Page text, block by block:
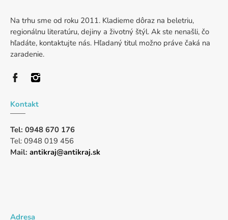
Na trhu sme od roku 2011. Kladieme dôraz na beletriu,
regionálnu literatúru, dejiny a životný štýl. Ak ste nenašli, čo
hľadáte, kontaktujte nás. Hľadaný titul možno práve čaká na
zaradenie.
Kontakt
Tel: 0948 670 176
Tel: 0948 019 456
Mail: antikraj@antikraj.sk
Adresa